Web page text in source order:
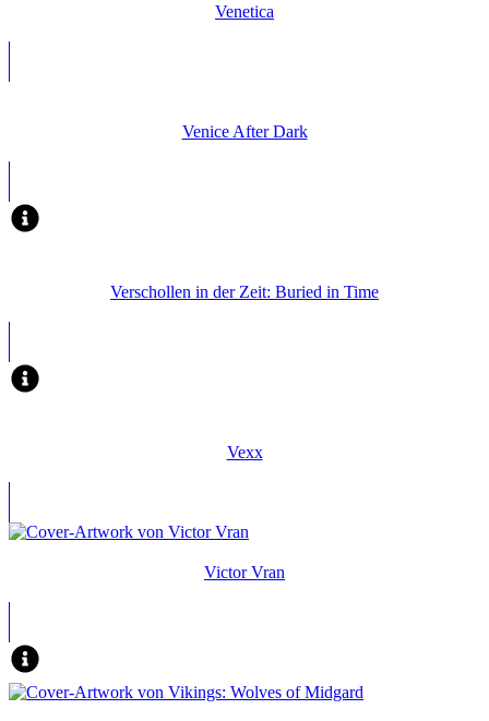
Venetica
Venice After Dark
Verschollen in der Zeit: Buried in Time
Vexx
Victor Vran